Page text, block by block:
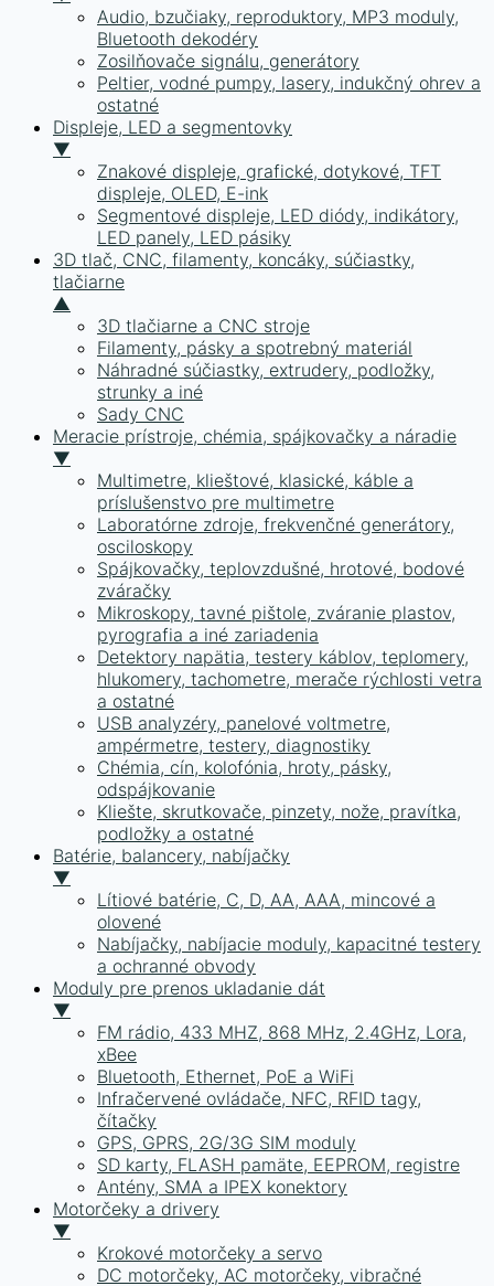
Audio, bzučiaky, reproduktory, MP3 moduly,
Bluetooth dekodéry
Zosilňovače signálu, generátory
Peltier, vodné pumpy, lasery, indukčný ohrev a
ostatné
Displeje, LED a segmentovky
▼
Znakové displeje, grafické, dotykové, TFT
displeje, OLED, E-ink
Segmentové displeje, LED diódy, indikátory,
LED panely, LED pásiky
3D tlač, CNC, filamenty, koncáky, súčiastky,
tlačiarne
▲
3D tlačiarne a CNC stroje
Filamenty, pásky a spotrebný materiál
Náhradné súčiastky, extrudery, podložky,
strunky a iné
Sady CNC
Meracie prístroje, chémia, spájkovačky a náradie
▼
Multimetre, klieštové, klasické, káble a
príslušenstvo pre multimetre
Laboratórne zdroje, frekvenčné generátory,
osciloskopy
Spájkovačky, teplovzdušné, hrotové, bodové
zváračky
Mikroskopy, tavné pištole, zváranie plastov,
pyrografia a iné zariadenia
Detektory napätia, testery káblov, teplomery,
hlukomery, tachometre, merače rýchlosti vetra
a ostatné
USB analyzéry, panelové voltmetre,
ampérmetre, testery, diagnostiky
Chémia, cín, kolofónia, hroty, pásky,
odspájkovanie
Kliešte, skrutkovače, pinzety, nože, pravítka,
podložky a ostatné
Batérie, balancery, nabíjačky
▼
Lítiové batérie, C, D, AA, AAA, mincové a
olovené
Nabíjačky, nabíjacie moduly, kapacitné testery
a ochranné obvody
Moduly pre prenos ukladanie dát
▼
FM rádio, 433 MHZ, 868 MHz, 2.4GHz, Lora,
xBee
Bluetooth, Ethernet, PoE a WiFi
Infračervené ovládače, NFC, RFID tagy,
čítačky
GPS, GPRS, 2G/3G SIM moduly
SD karty, FLASH pamäte, EEPROM, registre
Antény, SMA a IPEX konektory
Motorčeky a drivery
▼
Krokové motorčeky a servo
DC motorčeky, AC motorčeky, vibračné